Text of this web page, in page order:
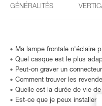
GÉNÉRALITÉS
Ma lampe frontale n'éclaire
Quel casque est le plus
Peut-on graver un
Comment trouver les
Quelle est la durée de vie
Est-ce que je peux installer